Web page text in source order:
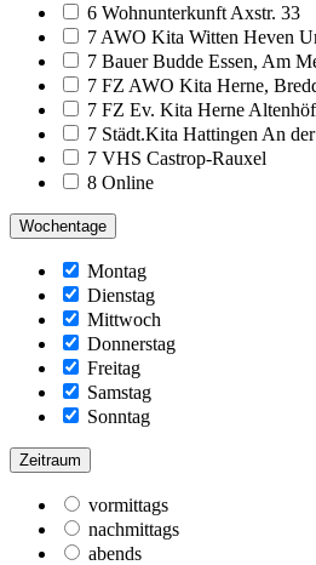
6 Wohnunterkunft Axstr. 33
7 AWO Kita Witten Heven
7 Bauer Budde Essen, Am
7 FZ AWO Kita Herne,
7 FZ Ev. Kita Herne
7 Städt.Kita Hattingen An
7 VHS Castrop-Rauxel
8 Online
Wochentage
Montag
Dienstag
Mittwoch
Donnerstag
Freitag
Samstag
Sonntag
Zeitraum
vormittags
nachmittags
abends